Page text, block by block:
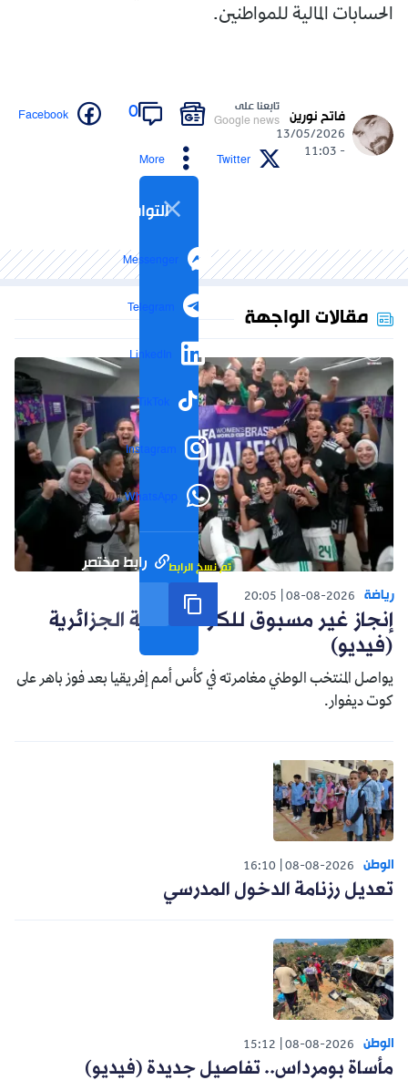
الحسابات المالية للمواطنين.
فاتح نورين
13/05/2026
- 11:03
تابعنا على
Google news
0
Facebook
Twitter
More
التواصل الاجتماعي
Messenger
Telegram
LinkedIn
TikTok
Instagram
WhatsApp
رابط مختصر تم نسخ الرابط
مقالات الواجهة
رياضة 08-08-2026
20:05
إنجاز غير مسبوق للكرة النسوية الجزائرية
(فيديو)
يواصل المنتخب الوطني مغامرته في كأس أمم إفريقيا بعد فوز باهر على
كوت ديفوار.
الوطن 08-08-2026
16:10
تعديل رزنامة الدخول المدرسي
الوطن 08-08-2026
15:12
مأساة بومرداس.. تفاصيل جديدة (فيديو)